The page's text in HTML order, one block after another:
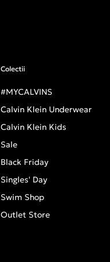
Colectii
#MYCALVINS
Calvin Klein Underwear
Calvin Klein Kids
Sale
Black Friday
Singles' Day
Swim Shop
Outlet Store